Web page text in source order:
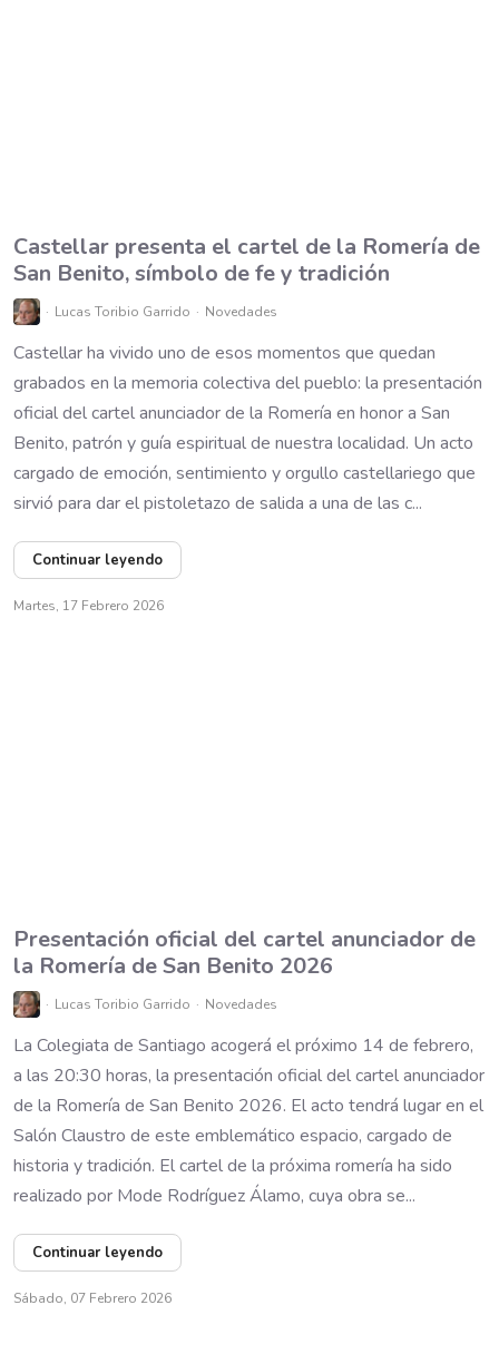
Castellar presenta el cartel de la Romería de
San Benito, símbolo de fe y tradición
Lucas Toribio Garrido Novedades
Castellar ha vivido uno de esos momentos que quedan
grabados en la memoria colectiva del pueblo: la presentación
oficial del cartel anunciador de la Romería en honor a San
Benito, patrón y guía espiritual de nuestra localidad. Un acto
cargado de emoción, sentimiento y orgullo castellariego que
sirvió para dar el pistoletazo de salida a una de las c...
Continuar leyendo
Martes, 17 Febrero 2026
Presentación oficial del cartel anunciador de
la Romería de San Benito 2026
Lucas Toribio Garrido Novedades
La Colegiata de Santiago acogerá el próximo 14 de febrero,
a las 20:30 horas, la presentación oficial del cartel anunciador
de la Romería de San Benito 2026. El acto tendrá lugar en el
Salón Claustro de este emblemático espacio, cargado de
historia y tradición. El cartel de la próxima romería ha sido
realizado por Mode Rodríguez Álamo, cuya obra se...
Continuar leyendo
Sábado, 07 Febrero 2026